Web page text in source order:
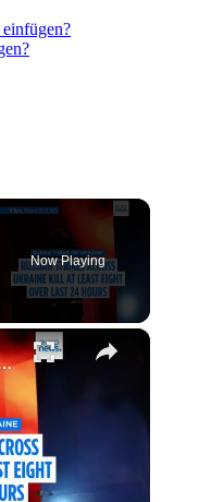
Now Playing
×
27th, 2026 – Morning